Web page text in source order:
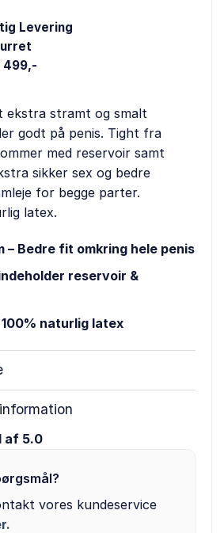
Levering
499,-
ekstra stramt og smalt
godt på penis. Tight fra
med reservoir samt
sikker sex og bedre
for begge parter.
latex.
– Bedre fit omkring hele penis
reservoir &
naturlig latex
af 5.0
vores kundeservice